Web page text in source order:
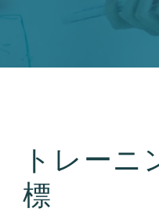
トレーニ
標